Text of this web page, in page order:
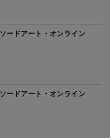
ソードアート・オンライン
ソードアート・オンライン